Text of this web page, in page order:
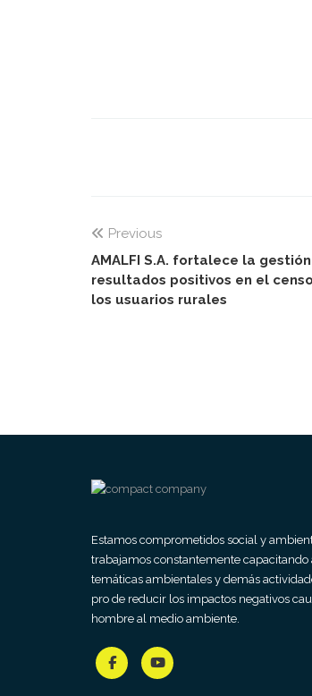
Previous
AMALFI S.A. fortalece la
resultados positivos en el
los usuarios rurales
Estamos comprometidos social y
trabajamos constantemente
temáticas ambientales y demás
pro de reducir los impactos negativos
hombre al medio ambiente.